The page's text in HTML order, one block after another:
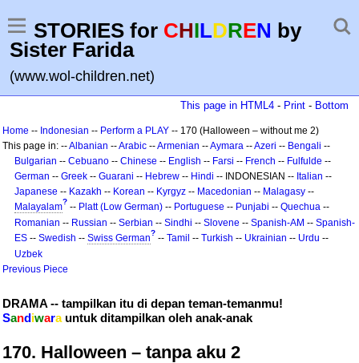
STORIES for CHILDREN by
Sister Farida
(www.wol-children.net)
This page in HTML4 - Print - Bottom
Home -- Indonesian -- Perform a PLAY -- 170 (Halloween – without me 2)
This page in: --Albanian --Arabic --Armenian --Aymara --Azeri -- Bengali --
Bulgarian -- Cebuano -- Chinese -- English -- Farsi -- French -- Fulfulde --
German -- Greek -- Guarani -- Hebrew -- Hindi -- INDONESIAN -- Italian --
Japanese -- Kazakh -- Korean -- Kyrgyz -- Macedonian -- Malagasy --
Malayalam? -- Platt (Low German) -- Portuguese -- Punjabi -- Quechua --
Romanian -- Russian -- Serbian -- Sindhi -- Slovene -- Spanish-AM -- Spanish-
ES -- Swedish -- Swiss German? -- Tamil -- Turkish -- Ukrainian -- Urdu --
Uzbek
Previous Piece
DRAMA -- tampilkan itu di depan teman-temanmu!
Sandiwarauntuk ditampilkan oleh anak-anak
170. Halloween – tanpa aku 2